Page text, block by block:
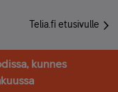
Telia.fi etusivulle
kunnes